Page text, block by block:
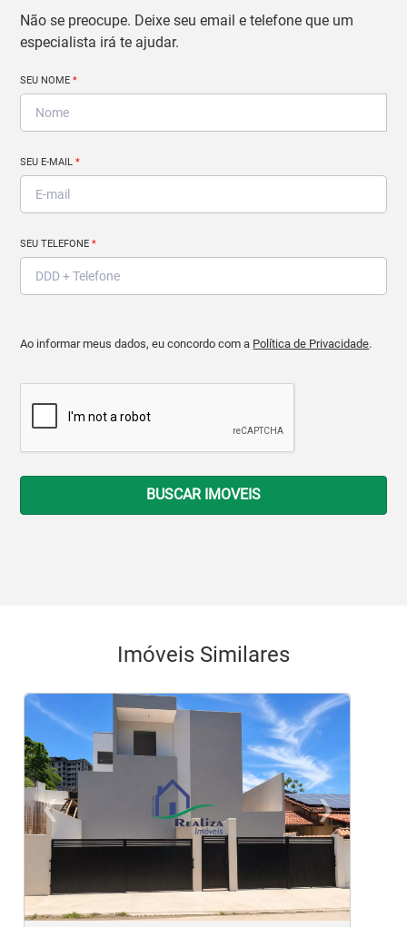
Não se preocupe. Deixe seu email e telefone que um
especialista irá te ajudar.
SEU NOME*
SEU E-MAIL*
SEU TELEFONE*
Ao informar meus dados, eu concordo com a Política de Privacidade.
BUSCAR IMOVEIS
Imóveis Similares
‹
Previous
›